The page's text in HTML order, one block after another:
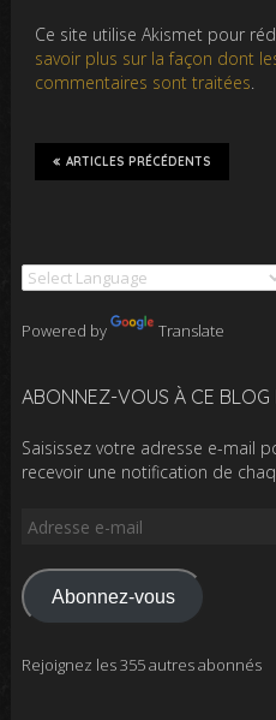
Ce site utilise Akismet pour
savoir plus sur la façon dont
commentaires sont traitées.
ARTICLES PRÉCÉDENTS
Powered by Translate
ABONNEZ-VOUS À CE BLOG
Saisissez votre adresse e-mail
recevoir une notification de
Adresse
mail
Abonnez-vous
Rejoignez les 355 autres abonnés